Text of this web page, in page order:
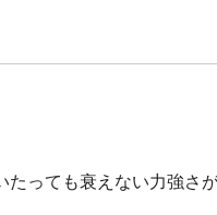
っても衰えない力強さ